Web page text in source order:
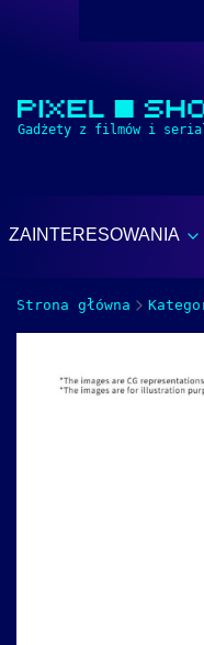
ZAINTERESOWANIA
Strona główna